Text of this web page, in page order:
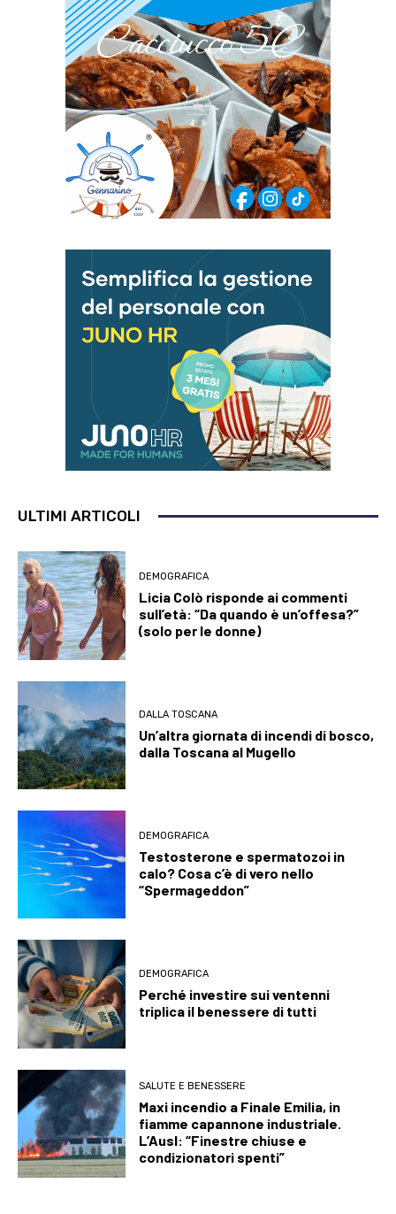
ULTIMI ARTICOLI
DEMOGRAFICA
Licia Colò risponde ai commenti
sull’età: “Da quando è un’offesa?”
(solo per le donne)
DALLA TOSCANA
Un’altra giornata di incendi di bosco,
dalla Toscana al Mugello
DEMOGRAFICA
Testosterone e spermatozoi in
calo? Cosa c’è di vero nello
“Spermageddon”
DEMOGRAFICA
Perché investire sui ventenni
triplica il benessere di tutti
SALUTE E BENESSERE
Maxi incendio a Finale Emilia, in
fiamme capannone industriale.
L’Ausl: “Finestre chiuse e
condizionatori spenti”